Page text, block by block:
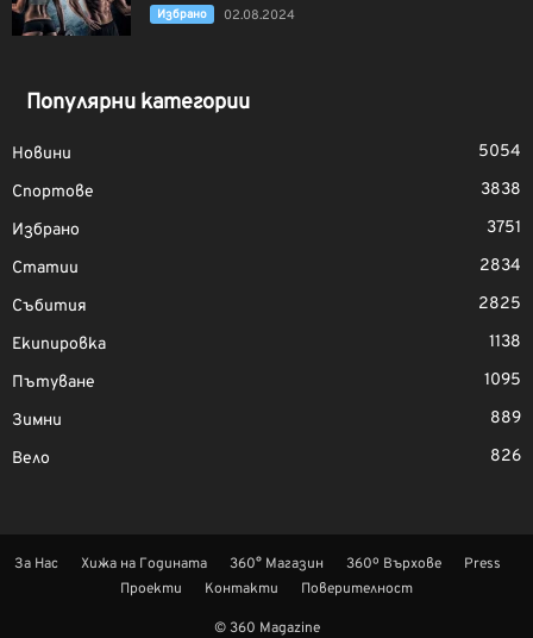
Избрано 02.08.2024
Популярни категории
Новини
5054
Спортове
3838
Избрано
3751
Статии
2834
Събития
2825
Екипировка
1138
Пътуване
1095
Зимни
889
Вело
826
За Нас Хижа на Годината 360° Магазин 360º Върхове
Press
Проекти
Контакти Поверителност
© 360 Magazine